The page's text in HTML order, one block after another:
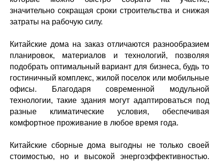
значительно сокращая сроки строительства и снижая
затраты на рабочую силу.
Китайские дома на заказ отличаются разнообразием
планировок, материалов и технологий, позволяя
подобрать оптимальный вариант для бизнеса, будь то
гостиничный комплекс, жилой поселок или мобильные
офисы. Благодаря современной модульной
технологии, такие здания могут адаптироваться под
разные климатические условия, обеспечивая
комфортное проживание в любое время года.
Китайские сборные дома выгодны не только своей
стоимостью, но и высокой энергоэффективностью.